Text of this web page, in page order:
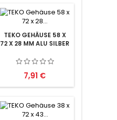
TEKO GEHÄUSE 58 X
72 X 28 MM ALU SILBER
Preis
7,91 €